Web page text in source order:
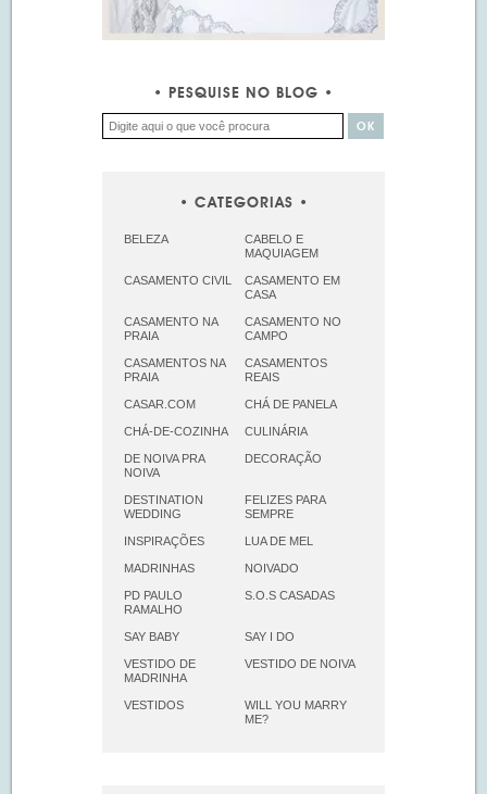
PESQUISE NO BLOG
CATEGORIAS
BELEZA
CABELO E
MAQUIAGEM
CASAMENTO CIVIL
CASAMENTO EM
CASA
CASAMENTO NA
PRAIA
CASAMENTO NO
CAMPO
CASAMENTOS NA
PRAIA
CASAMENTOS
REAIS
CASAR.COM CHÁ DE PANELA
CHÁ-DE-COZINHA CULINÁRIA
DE NOIVA PRA
NOIVA
DECORAÇÃO
DESTINATION
WEDDING
FELIZES PARA
SEMPRE
INSPIRAÇÕES LUA DE MEL
MADRINHAS NOIVADO
PD PAULO
RAMALHO
S.O.S CASADAS
SAY BABY SAY I DO
VESTIDO DE
MADRINHA
VESTIDO DE NOIVA
VESTIDOS
WILL YOU MARRY
ME?